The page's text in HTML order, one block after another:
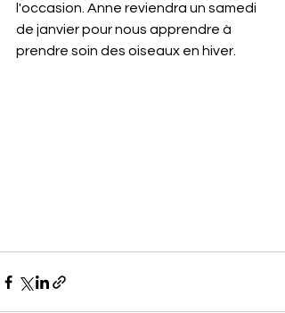
l'occasion. Anne reviendra un samedi
de janvier pour nous apprendre à
prendre soin des oiseaux en hiver.